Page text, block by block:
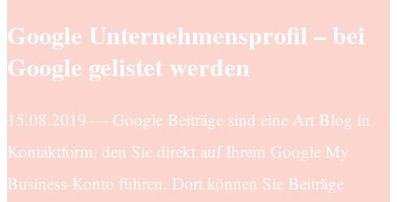
Google Unternehmensprofil – bei
Google gelistet werden
15.08.2019 — Google Beiträge sind eine Art Blog in
Kontaktform, den Sie direkt auf Ihrem Google My
Business-Konto führen. Dort können Sie Beiträge